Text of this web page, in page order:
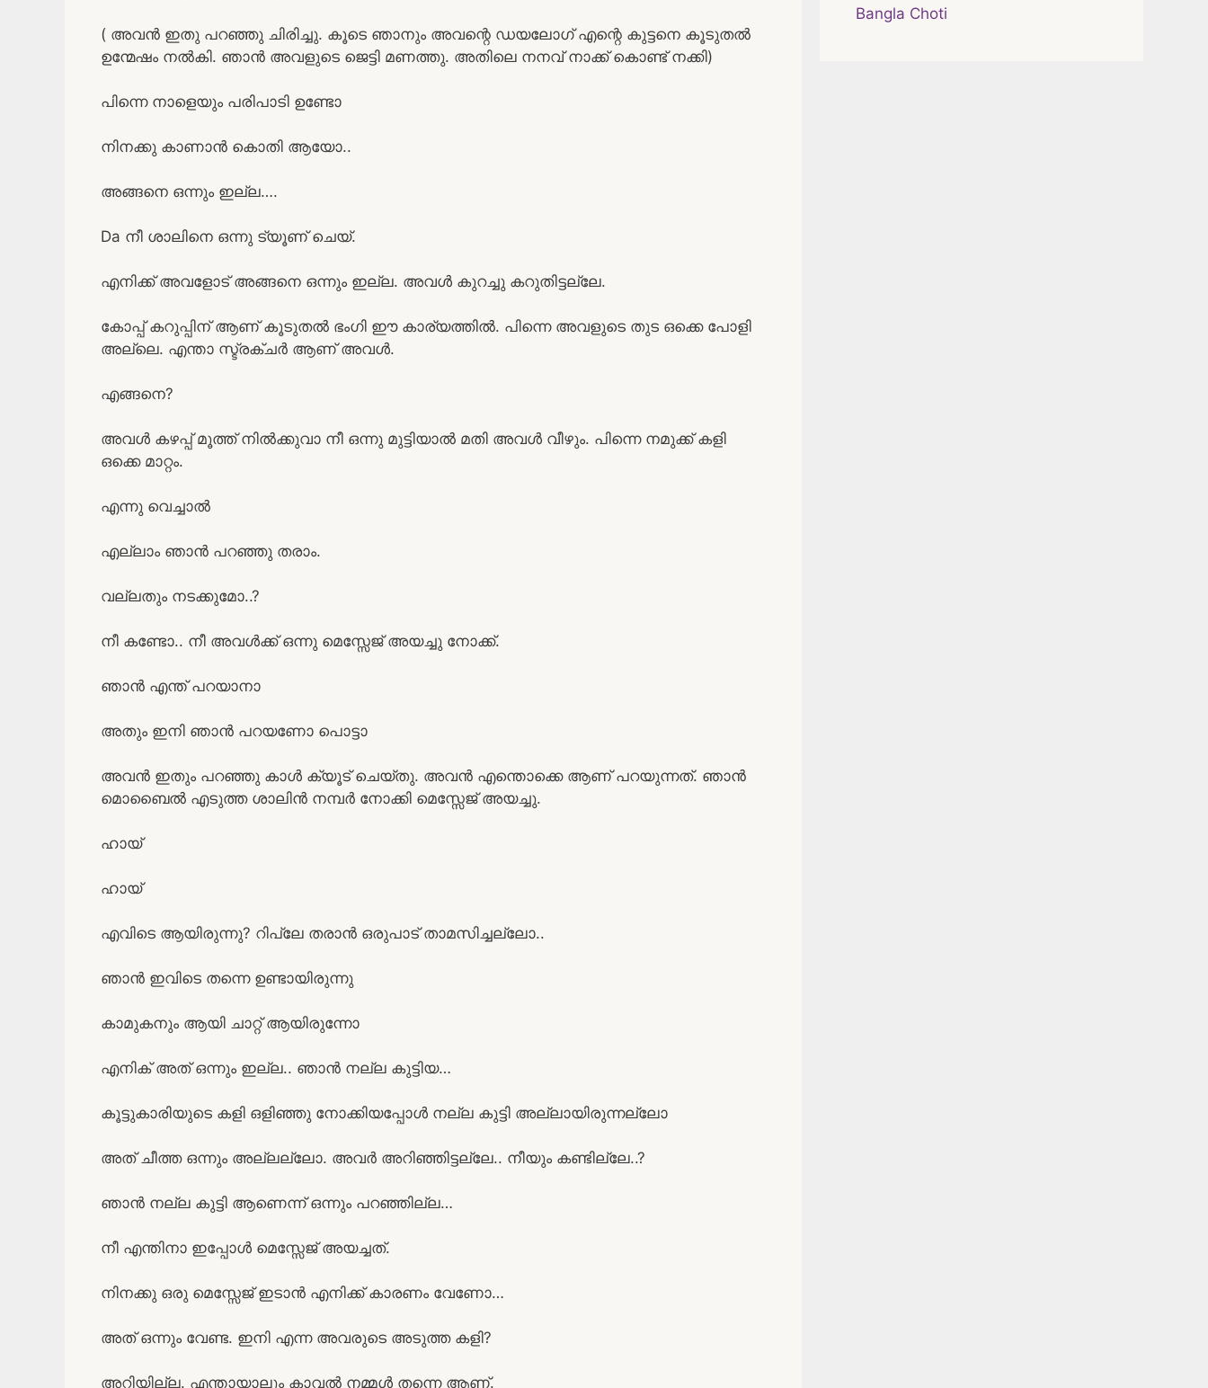
( അവൻ ഇതു പറഞ്ഞു ചിരിച്ചു. കൂടെ ഞാനും അവന്റെ ഡയലോഗ്‌ എന്റെ കുട്ടനെ കൂടുതൽ
ഉന്മേഷം നൽകി. ഞാൻ അവളുടെ ജെട്ടി മണത്തു. അതിലെ നനവ് നാക്ക് കൊണ്ട് നക്കി)
പിന്നെ നാളെയും പരിപാടി ഉണ്ടോ
നിനക്കു കാണാൻ കൊതി ആയോ..
അങ്ങനെ ഒന്നും ഇല്ല….
Da നീ ശാലിനെ ഒന്നു ട്യൂണ് ചെയ്.
എനിക്ക് അവളോട് അങ്ങനെ ഒന്നും ഇല്ല. അവൾ കുറച്ചു കറുതിട്ടല്ലേ.
കോപ്പ് കറുപ്പിന് ആണ് കൂടുതൽ ഭംഗി ഈ കാര്യത്തിൽ. പിന്നെ അവളുടെ തുട ഒക്കെ പോളി
അല്ലെ. എന്താ സ്ട്രക്ചർ ആണ് അവൾ.
എങ്ങനെ?
അവൾ കഴപ്പ് മൂത്ത് നിൽക്കുവാ നീ ഒന്നു മുട്ടിയാൽ മതി അവൾ വീഴും. പിന്നെ നമുക്ക് കളി
ഒക്കെ മാറ്റം.
എന്നു വെച്ചാൽ
എല്ലാം ഞാൻ പറഞ്ഞു തരാം.
വല്ലതും നടക്കുമോ..?
നീ കണ്ടോ.. നീ അവൾക്ക് ഒന്നു മെസ്സേജ് അയച്ചു നോക്ക്.
ഞാൻ എന്ത് പറയാനാ
അതും ഇനി ഞാൻ പറയണോ പൊട്ടാ
അവൻ ഇതും പറഞ്ഞു കാൾ ക്യൂട് ചെയ്തു. അവൻ എന്തൊക്കെ ആണ് പറയുന്നത്. ഞാൻ
മൊബൈൽ എടുത്ത ശാലിൻ നമ്പർ നോക്കി മെസ്സേജ് അയച്ചു.
ഹായ്
ഹായ്
എവിടെ ആയിരുന്നു? റിപ്ലേ തരാൻ ഒരുപാട് താമസിച്ചല്ലോ..
ഞാൻ ഇവിടെ തന്നെ ഉണ്ടായിരുന്നു
കാമുകനും ആയി ചാറ്റ് ആയിരുന്നോ
എനിക് അത് ഒന്നും ഇല്ല.. ഞാൻ നല്ല കുട്ടിയ…
കൂട്ടുകാരിയുടെ കളി ഒളിഞ്ഞു നോക്കിയപ്പോൾ നല്ല കുട്ടി അല്ലായിരുന്നല്ലോ
അത് ചീത്ത ഒന്നും അല്ലല്ലോ. അവർ അറിഞ്ഞിട്ടല്ലേ.. നീയും കണ്ടില്ലേ..?
ഞാൻ നല്ല കുട്ടി ആണെന്ന് ഒന്നും പറഞ്ഞില്ല…
നീ എന്തിനാ ഇപ്പോൾ മെസ്സേജ് അയച്ചത്.
നിനക്കു ഒരു മെസ്സേജ് ഇടാൻ എനിക്ക് കാരണം വേണോ…
അത് ഒന്നും വേണ്ട. ഇനി എന്ന അവരുടെ അടുത്ത കളി?
അറിയില്ല. എന്തായാലും കാവൽ നമ്മൾ തന്നെ ആണ്.
Bangla Choti